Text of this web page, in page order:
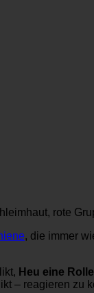
rote
, die immer
Heu eine
– reagieren zu